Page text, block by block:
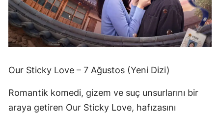
Our Sticky Love – 7 Ağustos (Yeni Dizi)
Romantik komedi, gizem ve suç unsurlarını bir
araya getiren Our Sticky Love, hafızasını